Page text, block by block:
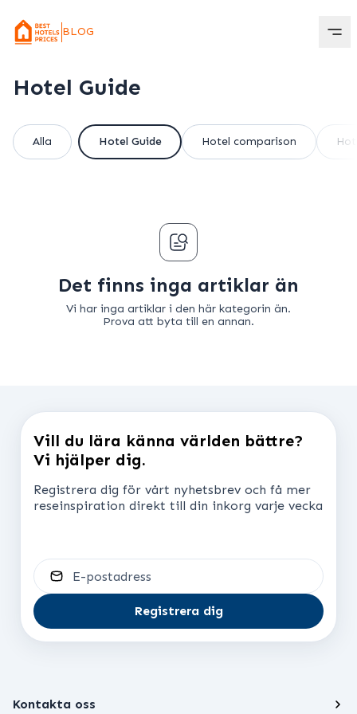
BLOG
Hotel Guide
Alla Hotel Guide Hotel comparison
Det finns inga artiklar än
Vi har inga artiklar i den här kategorin än.
Prova att byta till en annan.
Vill du lära känna världen bättre?
Vi hjälper dig.
Registrera dig för vårt nyhetsbrev och få mer
reseinspiration direkt till din inkorg varje vecka
E-postadress
Registrera dig
Kontakta oss